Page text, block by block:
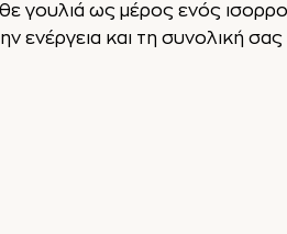
γουλιά ως μέρος ενός
ενέργεια και τη συνολική σας